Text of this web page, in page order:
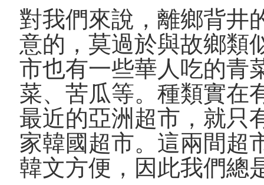
對我們來說，離鄉背井
意的，莫過於與故鄉類
市也有一些華人吃的青
菜、苦瓜等。種類實在
最近的亞洲超市，就只
家韓國超市。這兩間超
韓文方便，因此我們總